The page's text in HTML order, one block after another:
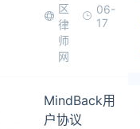
区
律
师
网
06-
17
MindBack用
户协议